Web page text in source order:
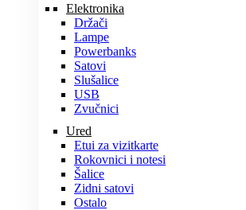
Elektronika
Držači
Lampe
Powerbanks
Satovi
Slušalice
USB
Zvučnici
Ured
Etui za vizitkarte
Rokovnici i notesi
Šalice
Zidni satovi
Ostalo